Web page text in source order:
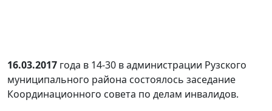
16.03.2017 года в 14-30 в администрации Рузского
муниципального района состоялось заседание
Координационного совета по делам инвалидов.